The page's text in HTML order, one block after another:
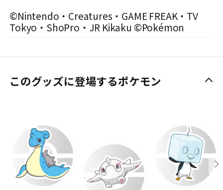
©Nintendo・Creatures・GAME FREAK・TV
Tokyo・ShoPro・JR Kikaku ©Pokémon
このグッズに登場するポケモン